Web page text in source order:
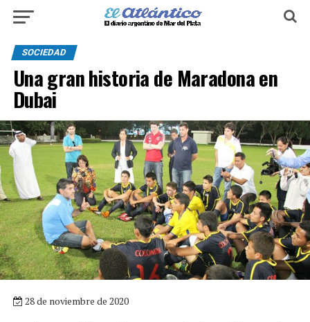
SOCIEDAD
Una gran historia de Maradona en
Dubai
28 de noviembre de 2020